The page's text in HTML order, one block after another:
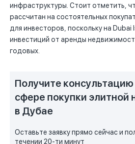
инфраструктуры. Стоит отметить,
рассчитан на состоятельных
для инвесторов, поскольку на
инвестиций от аренды
годовых.
Получите консультацию
сфере покупки
в Дубае
Оставьте заявку прямо сейчас и
течении 20-ти минут